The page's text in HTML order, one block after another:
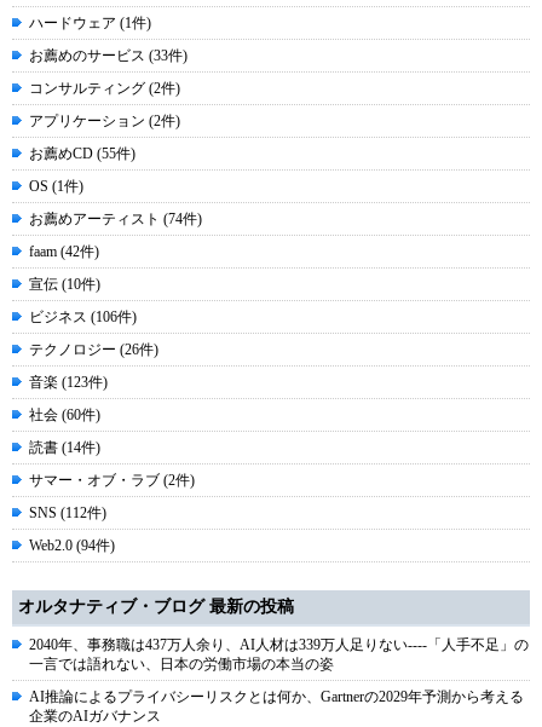
ハードウェア (1件)
お薦めのサービス (33件)
コンサルティング (2件)
アプリケーション (2件)
お薦めCD (55件)
OS (1件)
お薦めアーティスト (74件)
faam (42件)
宣伝 (10件)
ビジネス (106件)
テクノロジー (26件)
音楽 (123件)
社会 (60件)
読書 (14件)
サマー・オブ・ラブ (2件)
SNS (112件)
Web2.0 (94件)
オルタナティブ・ブログ 最新の投稿
2040年、事務職は437万人余り、AI人材は339万人足りない----「人手不足」の
一言では語れない、日本の労働市場の本当の姿
AI推論によるプライバシーリスクとは何か、Gartnerの2029年予測から考える
企業のAIガバナンス